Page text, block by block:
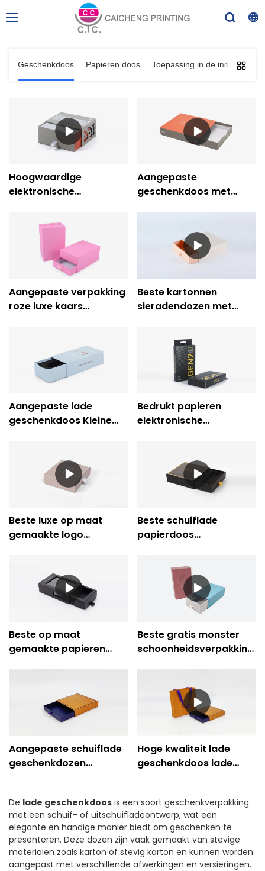
Geschenkdoos Papieren doos Toepassing in de industrie
De lade geschenkdoos is een soort geschenkverpakking
met een schuif- of uitschuifladeontwerp, wat een
elegante en handige manier biedt om geschenken te
presenteren. Deze dozen zijn vaak gemaakt van stevige
materialen zoals karton of stevig karton en kunnen worden
aangepast met verschillende afwerkingen en versieringen.
Hoogwaardige
elektronische
ladeboxverpakkingen
Aangepaste
geschenkdoos met
Aangepaste verpakking
roze luxe kaars
Beste kartonnen
sieradendozen met
Printing
Aangepaste lade
geschenkdoos Kleine
Bedrukt papieren
elektronische
Beste luxe op maat
gemaakte logo
glijden uittrekbare
ladekast Company -
Caicheng Printing
Beste schuiflade
papierdoos
verpakking Bedrijf -
Cicheng Printing
Beste op maat
gemaakte papieren
Bedrijf - Caicheng
Printing
Beste gratis monster
schoonheidsverpakking
Box Company -
Caicheng Printing
Aangepaste schuiflade
geschenkdozen
Hoge kwaliteit lade
geschenkdoos lade
Prinitng